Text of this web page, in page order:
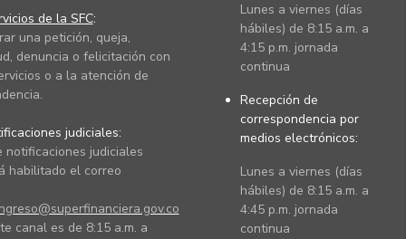
de la SFC:
una petición, queja,
denuncia o felicitación con
o a la atención de
judiciales:
notificaciones judiciales
habilitado el correo
canal es de 8:15 a.m. a
Lunes a viernes (días
hábiles) de 8:15 a.m. a
4:15 p.m. jornada
continua
Recepción de
correspondencia por
medios electrónicos:
Lunes a viernes (días
hábiles) de 8:15 a.m. a
4:45 p.m. jornada
continua